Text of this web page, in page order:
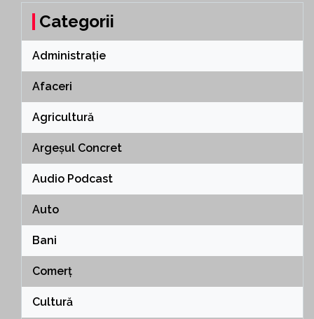
Categorii
Administrație
Afaceri
Agricultură
Argeșul Concret
Audio Podcast
Auto
Bani
Comerț
Cultură